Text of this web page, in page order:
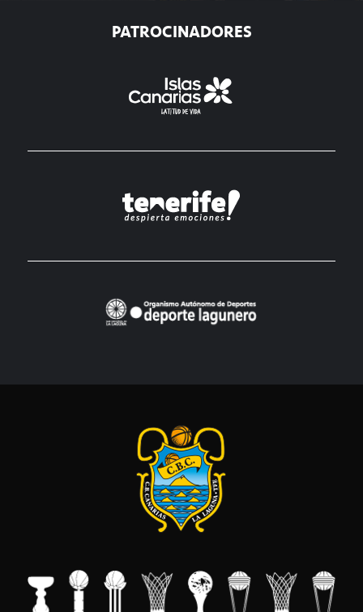
PATROCINADORES